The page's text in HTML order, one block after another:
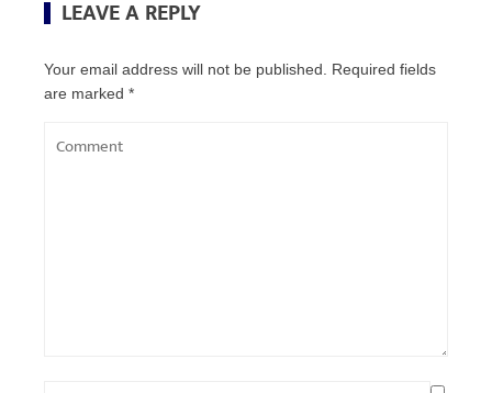
LEAVE A REPLY
Your email address will not be published.
Required fields
are marked *